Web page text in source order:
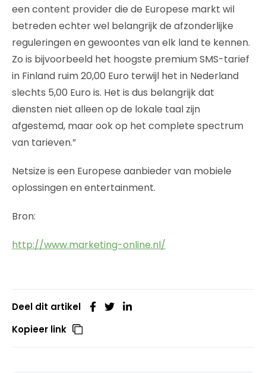
een content provider die de Europese markt wil
betreden echter wel belangrijk de afzonderlijke
reguleringen en gewoontes van elk land te kennen.
Zo is bijvoorbeeld het hoogste premium SMS-tarief
in Finland ruim 20,00 Euro terwijl het in Nederland
slechts 5,00 Euro is. Het is dus belangrijk dat
diensten niet alleen op de lokale taal zijn
afgestemd, maar ook op het complete spectrum
van tarieven.”
Netsize is een Europese aanbieder van mobiele
oplossingen en entertainment.
Bron:
http://www.marketing-online.nl/
Deel dit artikel
Kopieer link